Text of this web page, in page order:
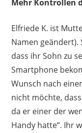
Mehr Kontrollen
Elfriede K. ist
Namen geändert).
dass ihr Sohn zu
Smartphone
Wunsch nach
nicht möchte,
da er einer der
Handy hatte“. Ihr